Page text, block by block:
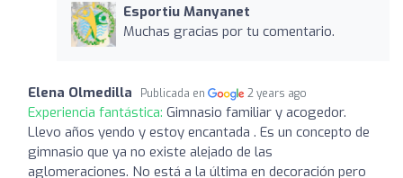
Esportiu Manyanet
Muchas gracias por tu comentario.
Elena Olmedilla Publicada en 2 years ago
Experiencia fantástica: Gimnasio familiar y acogedor.
Llevo años yendo y estoy encantada . Es un concepto de
gimnasio que ya no existe alejado de las
aglomeraciones. No está a la última en decoración pero